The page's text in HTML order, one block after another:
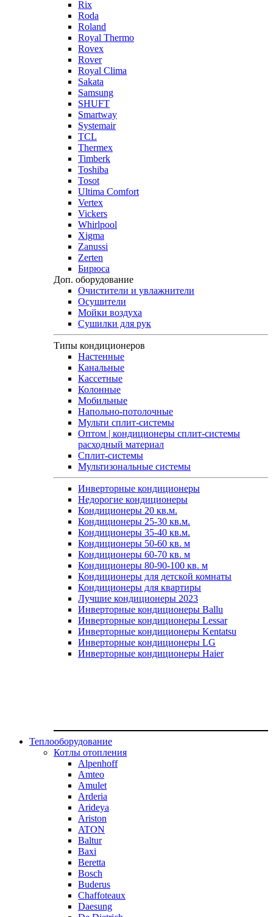
Rix
Roda
Roland
Royal Thermo
Rovex
Rover
Royal Clima
Sakata
Samsung
SHUFT
Smartway
Systemair
TCL
Thermex
Timberk
Toshiba
Tosot
Ultima Comfort
Vertex
Vickers
Whirlpool
Xigma
Zanussi
Zerten
Бирюса
Доп. оборудование
Очистители и увлажнители
Осушители
Мойки воздуха
Сушилки для рук
Типы кондиционеров
Настенные
Канальные
Кассетные
Колонные
Мобильные
Напольно-потолочные
Мульти сплит-системы
Оптом | кондиционеры сплит-системы
расходный материал
Сплит-системы
Мультизональные системы
Инверторные кондиционеры
Недорогие кондиционеры
Кондиционеры 20 кв.м.
Кондиционеры 25-30 кв.м.
Кондиционеры 35-40 кв.м.
Кондиционеры 50-60 кв. м
Кондиционеры 60-70 кв. м
Кондиционеры 80-90-100 кв. м
Кондиционеры для детской комнаты
Кондиционеры для квартиры
Лучшие кондиционеры 2023
Инверторные кондиционеры Ballu
Инверторные кондиционеры Lessar
Инверторные кондиционеры Kentatsu
Инверторные кондиционеры LG
Инверторные кондиционеры Haier
Теплооборудование
Котлы отопления
Alpenhoff
Amteo
Amulet
Arderia
Arideya
Ariston
ATON
Baltur
Baxi
Beretta
Bosch
Buderus
Chaffoteaux
Daesung